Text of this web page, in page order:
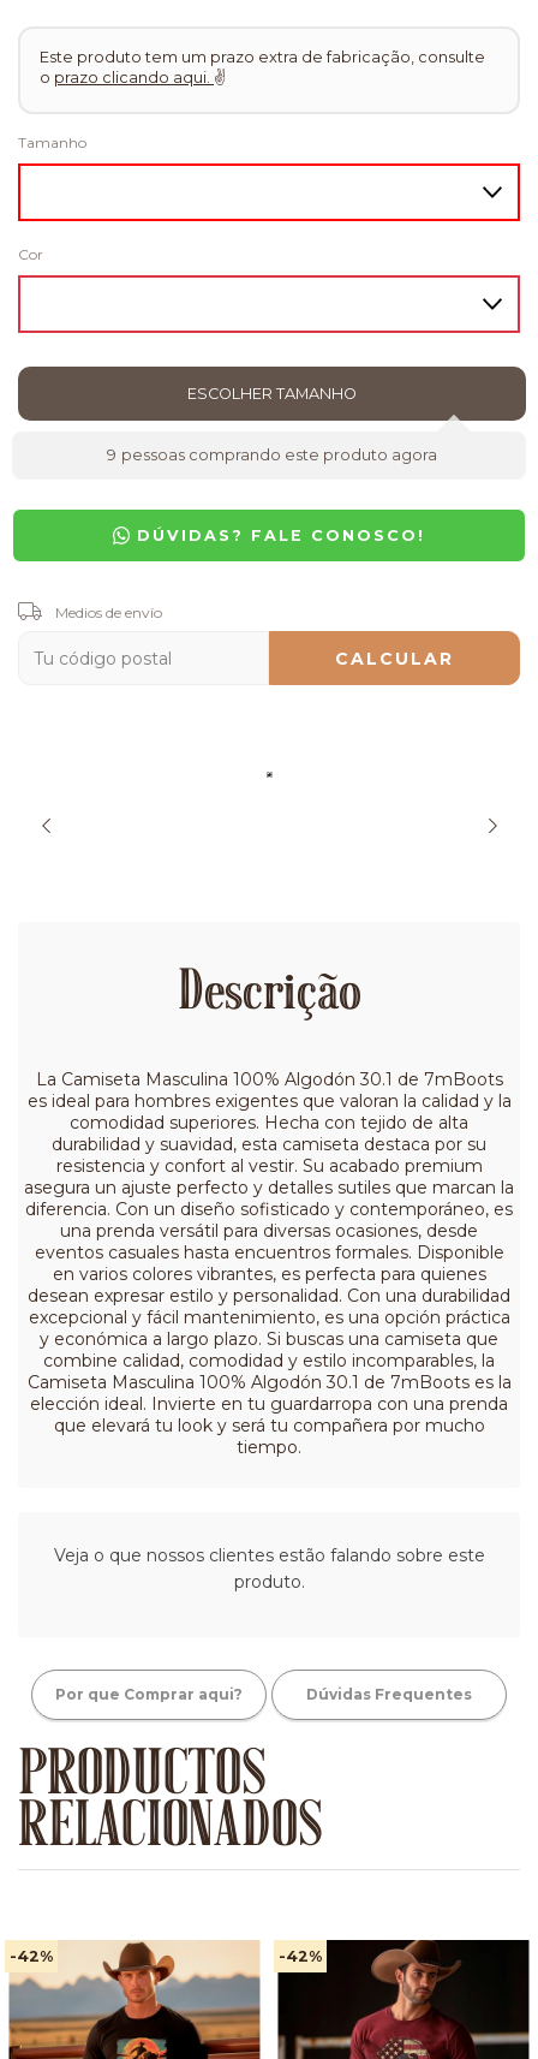
Este produto tem um prazo extra de fabricação, consulte
o prazo clicando aqui. ✌
Tamanho
Cor
9 pessoas comprando este produto agora
DÚVIDAS? FALE CONOSCO!
Entregas para el CP:
Medios de envío
CALCULAR
Descrição
La Camiseta Masculina 100% Algodón 30.1 de 7mBoots
es ideal para hombres exigentes que valoran la calidad y la
comodidad superiores. Hecha con tejido de alta
durabilidad y suavidad, esta camiseta destaca por su
resistencia y confort al vestir. Su acabado premium
asegura un ajuste perfecto y detalles sutiles que marcan la
diferencia. Con un diseño sofisticado y contemporáneo, es
una prenda versátil para diversas ocasiones, desde
eventos casuales hasta encuentros formales. Disponible
en varios colores vibrantes, es perfecta para quienes
desean expresar estilo y personalidad. Con una durabilidad
excepcional y fácil mantenimiento, es una opción práctica
y económica a largo plazo. Si buscas una camiseta que
combine calidad, comodidad y estilo incomparables, la
Camiseta Masculina 100% Algodón 30.1 de 7mBoots es la
elección ideal. Invierte en tu guardarropa con una prenda
que elevará tu look y será tu compañera por mucho
tiempo.
Veja o que nossos clientes estão falando sobre este
produto.
Por que Comprar aqui? Dúvidas Frequentes
PRODUCTOS
RELACIONADOS
-42% -42%